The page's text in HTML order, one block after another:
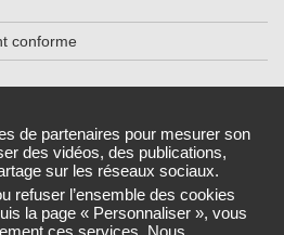
de partenaires pour mesurer son
des vidéos, des publications,
sur les réseaux sociaux.
refuser l’ensemble des cookies
la page « Personnaliser », vous
ces services. Nous
conforme